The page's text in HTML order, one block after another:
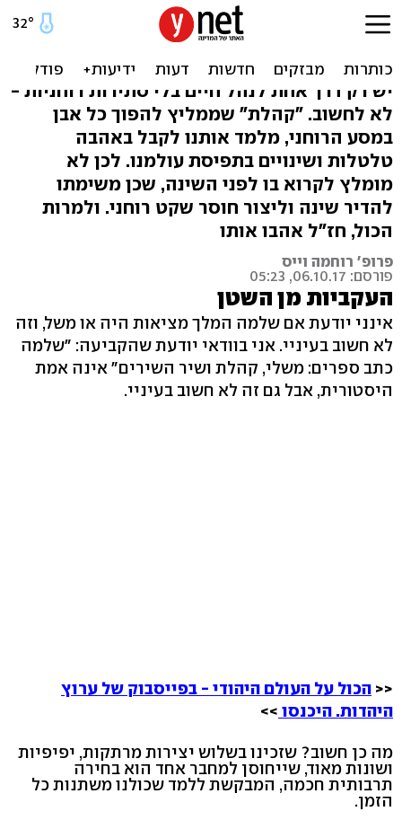
חז"ל רוצים לבחון לכם את
יש רק דרך אחת לנהל חיים בלי סתירות רוחניות -
לא לחשוב. "קהלת" שממליץ להפוך כל אבן
במסע הרוחני, מלמד אותנו לקבל באהבה
טלטלות ושינויים בתפיסת עולמנו. לכן לא
מומלץ לקרוא בו לפני השינה, שכן משימתו
להדיר שינה וליצור חוסר שקט רוחני. ולמרות
הכול, חז"ל אהבו אותו
פרופ' רוחמה וייס
פורסם: 06.10.17, 05:23
העקביות מן השטן
אינני יודעת אם שלמה המלך מציאות היה או משל, וזה
לא חשוב בעיניי. אני בוודאי יודעת שהקביעה: "שלמה
כתב ספרים: משלי, קהלת ושיר השירים" אינה אמת
היסטורית, אבל גם זה לא חשוב בעיניי.
<< הכול על העולם היהודי - בפייסבוק של ערוץ
היהדות. היכנסו >>
מה כן חשוב? שזכינו בשלוש יצירות מרתקות, יפיפיות
ושונות מאוד, שייחוסן למחבר אחד הוא בחירה
תרבותית חכמה, המבקשת ללמד שכולנו משתנות כל
הזמן.